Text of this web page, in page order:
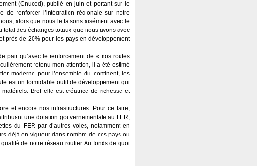
(Cnuced), publié en juin et portant sur le
de renforcer l’intégration régionale sur notre
alors que nous le faisons aisément avec le
total des échanges totaux que nous avons avec
près de 20% pour les pays en développement
pair qu’avec le renforcement de « nos routes
retenu mon attention, il a été estimé
moderne pour l’ensemble du continent, les
est un formidable outil de développement qui
Bref elle est créatrice de richesse et
et encore nos infrastructures. Pour ce faire,
une dotation gouvernementale au FER,
du FER par d’autres voies, notamment en
déjà en vigueur dans nombre de ces pays ou
de notre réseau routier. Au fonds de quoi